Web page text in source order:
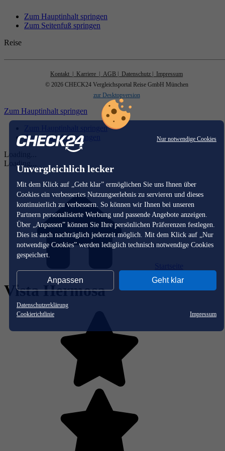
Nur notwendige Cookies
Unvergleichlich lecker
Mit dem Klick auf „Geht klar” ermöglichen Sie uns Ihnen über
Cookies ein verbessertes Nutzungserlebnis zu servieren und dieses
kontinuierlich zu verbessern. So können wir Ihnen bei unseren
Partnern personalisierte Werbung und passende Angebote anzeigen.
Über „Anpassen” können Sie Ihre persönlichen Präferenzen festlegen.
Dies ist auch nachträglich jederzeit möglich. Mit dem Klick auf „Nur
notwendige Cookies” werden lediglich technisch notwendige Cookies
gespeichert.
Anpassen Geht klar
Datenschutzerklärung
Cookierichtlinie
Impressum
Zum Hauptinhalt springen
Zum Seitenfuß springen
Reise
Kontakt | Karriere | AGB | Datenschutz
| Impressum
© 2026 CHECK24 Vergleichsportal Reise GmbH München
zur Desktopversion
Zum Hauptinhalt springen
Zum Hauptinhalt springen
Zum Seitenfuß springen
Loading...
Loading...
Vista Hermosa